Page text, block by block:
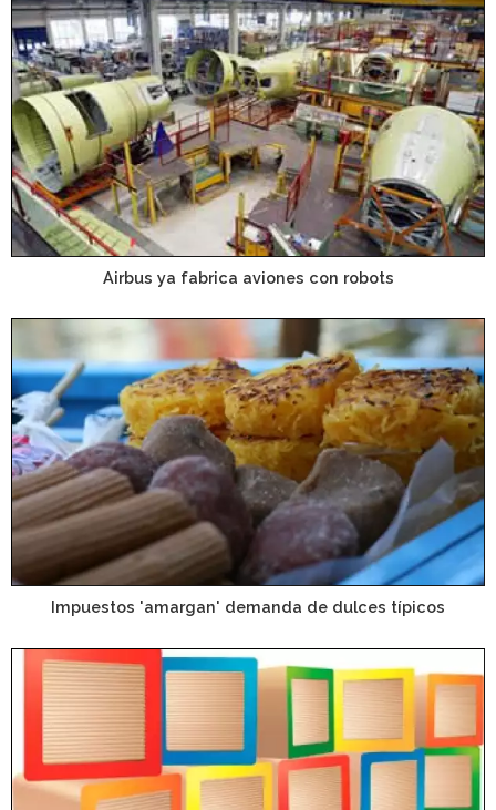
Airbus ya fabrica aviones con robots
Impuestos 'amargan' demanda de dulces típicos